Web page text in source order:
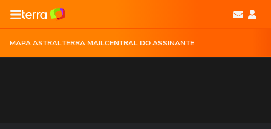
MAPA ASTRALTERRA MAILCENTRAL DO ASSINANTE